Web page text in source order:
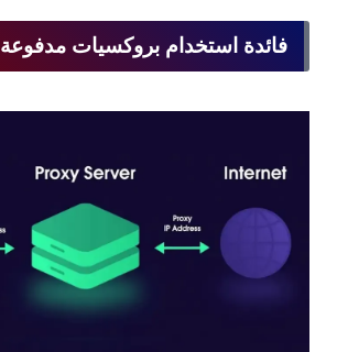
فائدة استخدام بروكسيات مدفوعة